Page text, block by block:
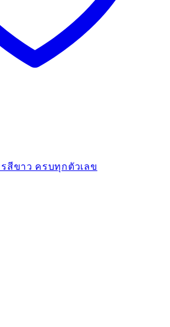
สีขาว ครบทุกตัวเลข